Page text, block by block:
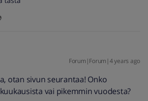
Forum|Forum|4 years ago
otan sivun seurantaa! Onko
vai pikemmin vuodesta?